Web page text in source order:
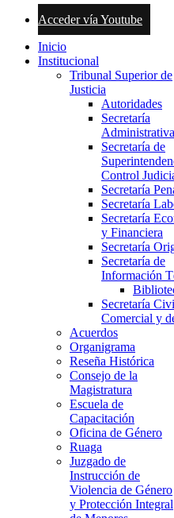
Acceder vía Youtube
Inicio
Institucional
Tribunal Superior de
Justicia
Autoridades
Secretaría
Administrativa
Secretaría de
Control
Secretaría
Secretaría
Secretaría
y Financiera
Secretaría
Secretaría de
Información
Secretaría
Comercial y
Acuerdos
Organigrama
Reseña Histórica
Consejo de la
Magistratura
Escuela de
Capacitación
Oficina de Género
Ruaga
Juzgado de
Instrucción de
Violencia de Género
y Protección Integral